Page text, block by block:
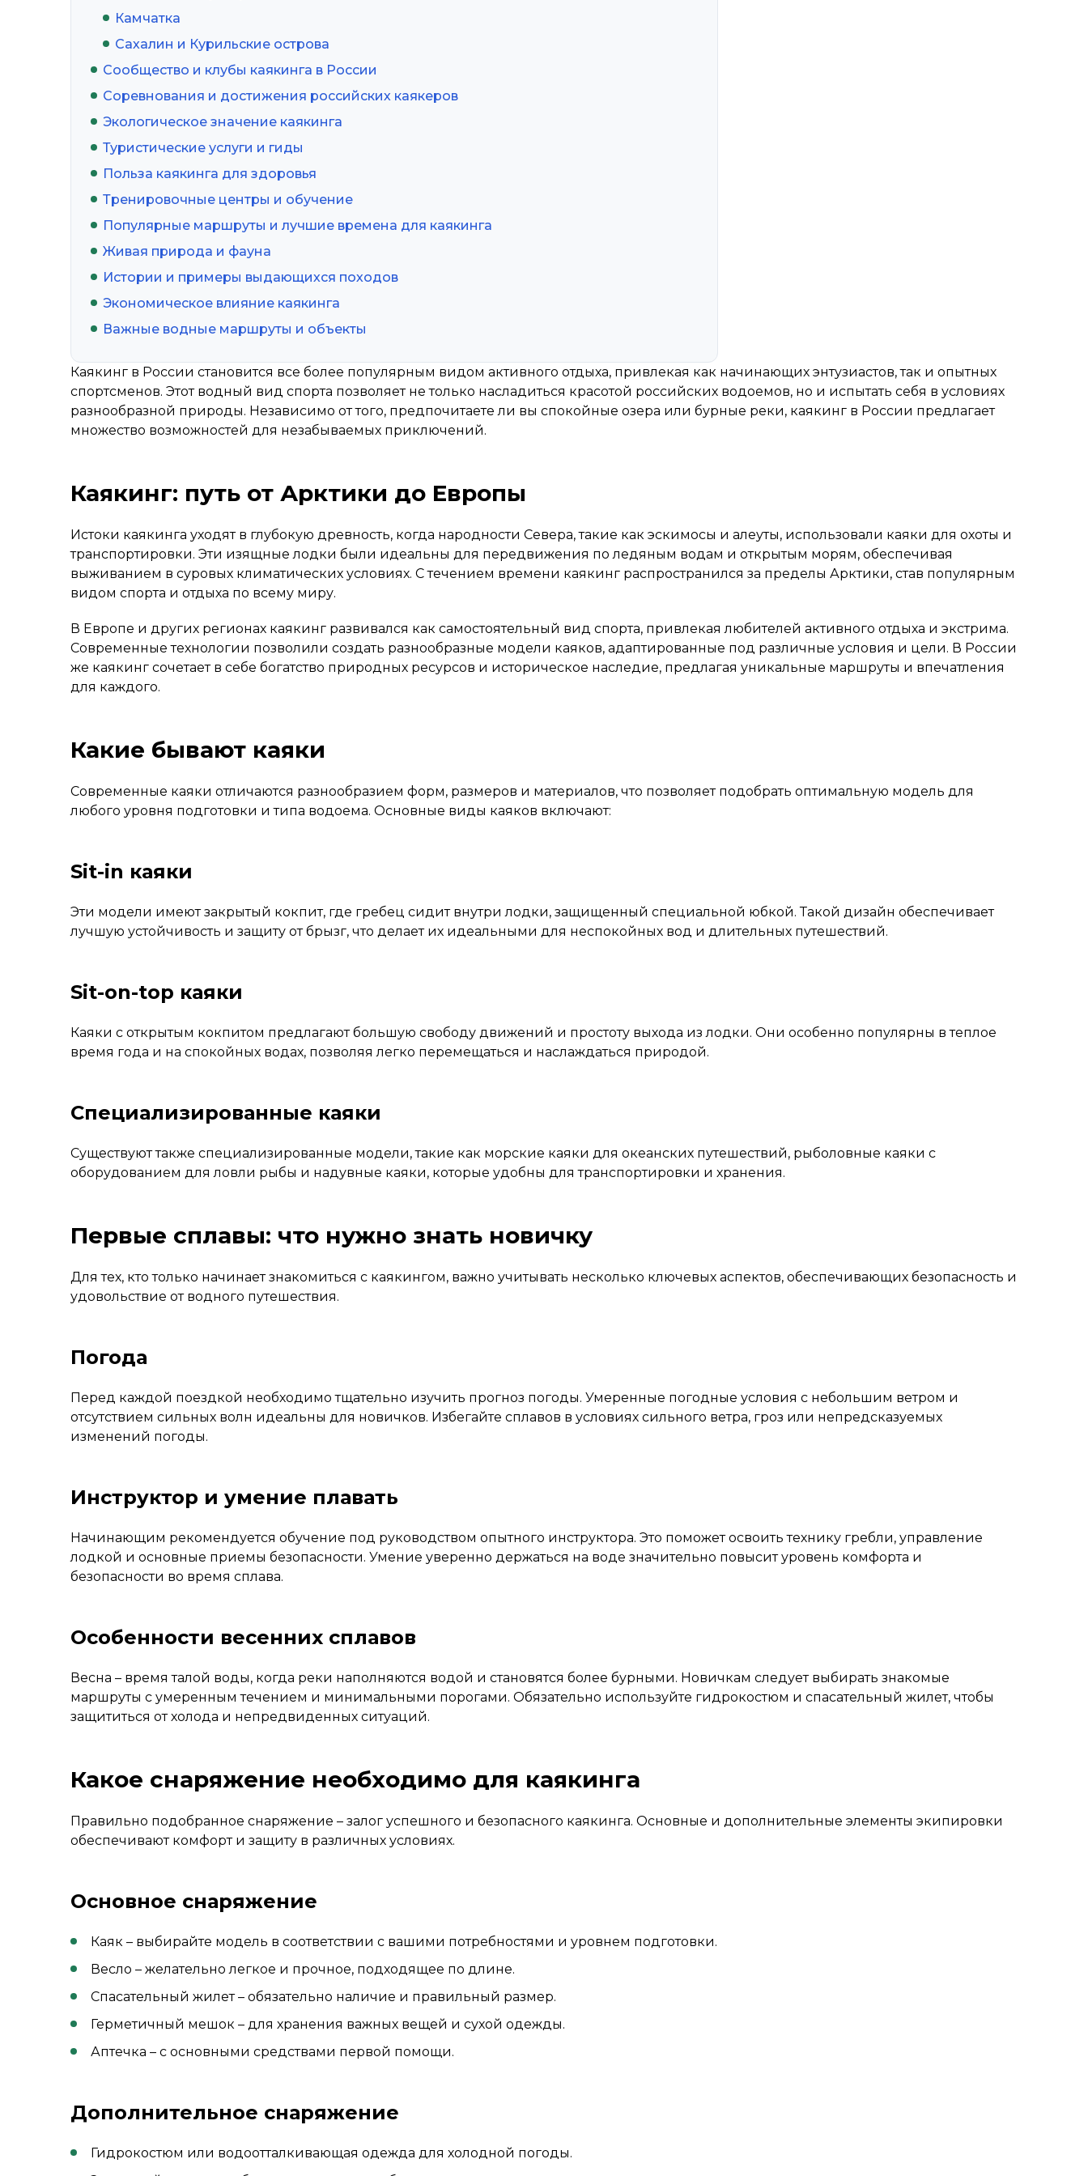
Камчатка
Сахалин и Курильские острова
Сообщество и клубы каякинга в России
Соревнования и достижения российских каякеров
Экологическое значение каякинга
Туристические услуги и гиды
Польза каякинга для здоровья
Тренировочные центры и обучение
Популярные маршруты и лучшие времена для каякинга
Живая природа и фауна
Истории и примеры выдающихся походов
Экономическое влияние каякинга
Важные водные маршруты и объекты
Каякинг в России становится все более популярным видом активного отдыха, привлекая как начинающих энтузиастов, так и опытных
спортсменов. Этот водный вид спорта позволяет не только насладиться красотой российских водоемов, но и испытать себя в условиях
разнообразной природы. Независимо от того, предпочитаете ли вы спокойные озера или бурные реки, каякинг в России предлагает
множество возможностей для незабываемых приключений.
Каякинг: путь от Арктики до Европы
Истоки каякинга уходят в глубокую древность, когда народности Севера, такие как эскимосы и алеуты, использовали каяки для охоты и
транспортировки. Эти изящные лодки были идеальны для передвижения по ледяным водам и открытым морям, обеспечивая
выживанием в суровых климатических условиях. С течением времени каякинг распространился за пределы Арктики, став популярным
видом спорта и отдыха по всему миру.
В Европе и других регионах каякинг развивался как самостоятельный вид спорта, привлекая любителей активного отдыха и экстрима.
Современные технологии позволили создать разнообразные модели каяков, адаптированные под различные условия и цели. В России
же каякинг сочетает в себе богатство природных ресурсов и историческое наследие, предлагая уникальные маршруты и впечатления
для каждого.
Какие бывают каяки
Современные каяки отличаются разнообразием форм, размеров и материалов, что позволяет подобрать оптимальную модель для
любого уровня подготовки и типа водоема. Основные виды каяков включают:
Sit-in каяки
Эти модели имеют закрытый кокпит, где гребец сидит внутри лодки, защищенный специальной юбкой. Такой дизайн обеспечивает
лучшую устойчивость и защиту от брызг, что делает их идеальными для неспокойных вод и длительных путешествий.
Sit-on-top каяки
Каяки с открытым кокпитом предлагают большую свободу движений и простоту выхода из лодки. Они особенно популярны в теплое
время года и на спокойных водах, позволяя легко перемещаться и наслаждаться природой.
Специализированные каяки
Существуют также специализированные модели, такие как морские каяки для океанских путешествий, рыболовные каяки с
оборудованием для ловли рыбы и надувные каяки, которые удобны для транспортировки и хранения.
Первые сплавы: что нужно знать новичку
Для тех, кто только начинает знакомиться с каякингом, важно учитывать несколько ключевых аспектов, обеспечивающих безопасность и
удовольствие от водного путешествия.
Погода
Перед каждой поездкой необходимо тщательно изучить прогноз погоды. Умеренные погодные условия с небольшим ветром и
отсутствием сильных волн идеальны для новичков. Избегайте сплавов в условиях сильного ветра, гроз или непредсказуемых
изменений погоды.
Инструктор и умение плавать
Начинающим рекомендуется обучение под руководством опытного инструктора. Это поможет освоить технику гребли, управление
лодкой и основные приемы безопасности. Умение уверенно держаться на воде значительно повысит уровень комфорта и
безопасности во время сплава.
Особенности весенних сплавов
Весна – время талой воды, когда реки наполняются водой и становятся более бурными. Новичкам следует выбирать знакомые
маршруты с умеренным течением и минимальными порогами. Обязательно используйте гидрокостюм и спасательный жилет, чтобы
защититься от холода и непредвиденных ситуаций.
Какое снаряжение необходимо для каякинга
Правильно подобранное снаряжение – залог успешного и безопасного каякинга. Основные и дополнительные элементы экипировки
обеспечивают комфорт и защиту в различных условиях.
Основное снаряжение
Каяк – выбирайте модель в соответствии с вашими потребностями и уровнем подготовки.
Весло – желательно легкое и прочное, подходящее по длине.
Спасательный жилет – обязательно наличие и правильный размер.
Герметичный мешок – для хранения важных вещей и сухой одежды.
Аптечка – с основными средствами первой помощи.
Дополнительное снаряжение
Гидрокостюм или водоотталкивающая одежда для холодной погоды.